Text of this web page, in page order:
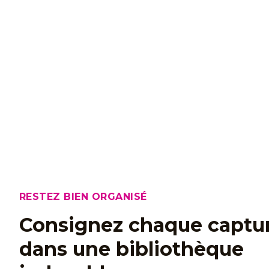
RESTEZ BIEN ORGANISÉ
Consignez chaque
dans une bibliothèque